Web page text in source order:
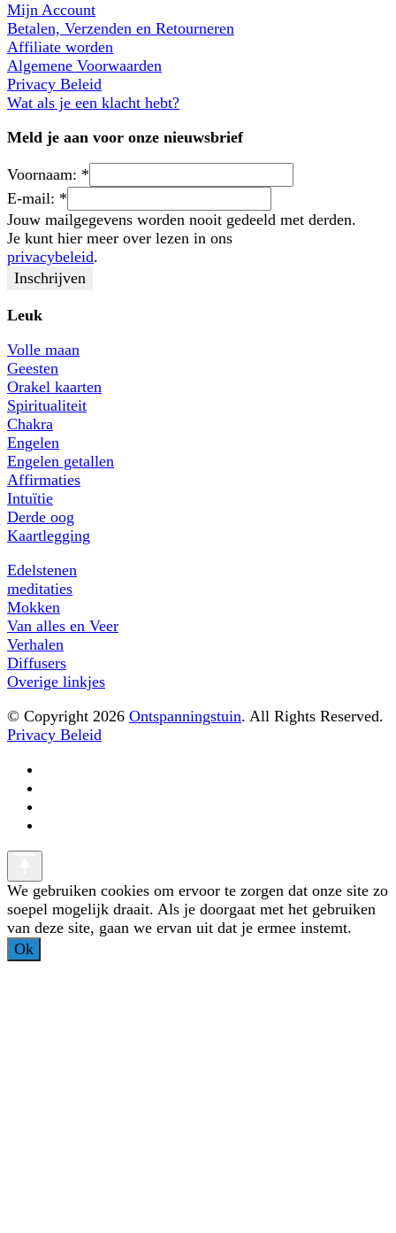
Mijn Account
Betalen, Verzenden en Retourneren
Affiliate worden
Algemene Voorwaarden
Privacy Beleid
Wat als je een klacht hebt?
Meld je aan voor onze nieuwsbrief
Voornaam: *
E-mail: *
Jouw mailgegevens worden nooit gedeeld met derden.
Je kunt hier meer over lezen in ons
privacybeleid.
Leuk
Volle maan
Geesten
Orakel kaarten
Spiritualiteit
Chakra
Engelen
Engelen getallen
Affirmaties
Intuïtie
Derde oog
Kaartlegging
Edelstenen
meditaties
Mokken
Van alles en Veer
Verhalen
Diffusers
Overige linkjes
© Copyright 2026 Ontspanningstuin. All Rights Reserved.
Privacy Beleid
We gebruiken cookies om ervoor te zorgen dat onze site zo
soepel mogelijk draait. Als je doorgaat met het gebruiken
van deze site, gaan we ervan uit dat je ermee instemt.
Ok